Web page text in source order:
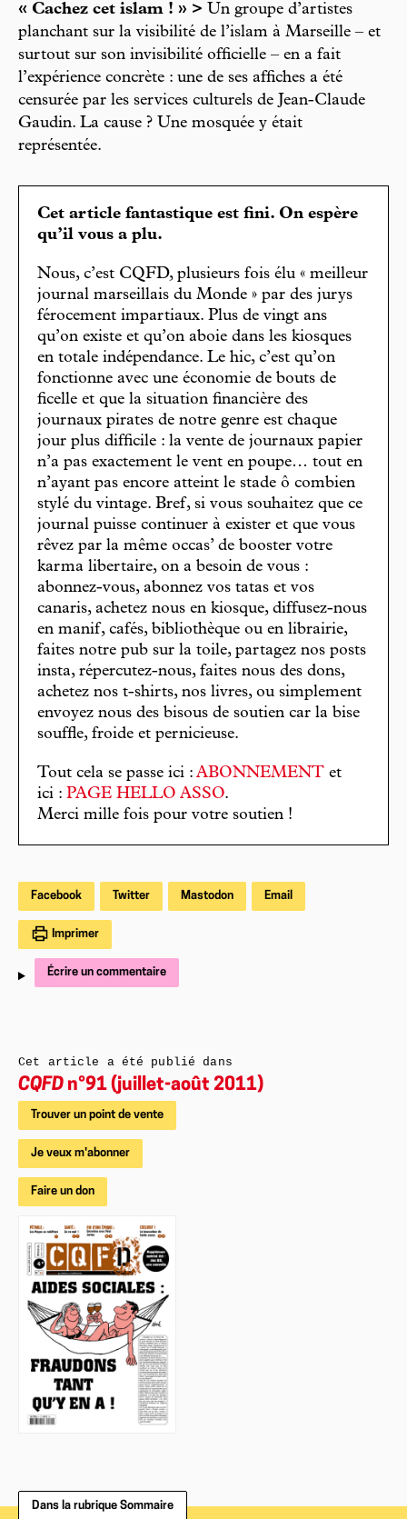
« Cachez cet islam ! » > Un groupe d’artistes
planchant sur la visibilité de l’islam à Marseille – et
surtout sur son invisibilité officielle – en a fait
l’expérience concrète : une de ses affiches a été
censurée par les services culturels de Jean-Claude
Gaudin. La cause ? Une mosquée y était
représentée.
Cet article fantastique est fini. On espère
qu’il vous a plu.
Nous, c’est CQFD, plusieurs fois élu « meilleur
journal marseillais du Monde » par des jurys
férocement impartiaux. Plus de vingt ans
qu’on existe et qu’on aboie dans les kiosques
en totale indépendance. Le hic, c’est qu’on
fonctionne avec une économie de bouts de
ficelle et que la situation financière des
journaux pirates de notre genre est chaque
jour plus difficile : la vente de journaux papier
n’a pas exactement le vent en poupe… tout en
n’ayant pas encore atteint le stade ô combien
stylé du vintage. Bref, si vous souhaitez que ce
journal puisse continuer à exister et que vous
rêvez par la même occas’ de booster votre
karma libertaire, on a besoin de vous :
abonnez-vous, abonnez vos tatas et vos
canaris, achetez nous en kiosque, diffusez-nous
en manif, cafés, bibliothèque ou en librairie,
faites notre pub sur la toile, partagez nos posts
insta, répercutez-nous, faites nous des dons,
achetez nos t-shirts, nos livres, ou simplement
envoyez nous des bisous de soutien car la bise
souffle, froide et pernicieuse.
Tout cela se passe ici : ABONNEMENT et
ici : PAGE HELLO ASSO.
Merci mille fois pour votre soutien !
Facebook Twitter Mastodon Email
Imprimer
Écrire un commentaire
Cet article a été publié dans
CQFD n°91 (juillet-août 2011)
Trouver un point de vente
Je veux m'abonner
Faire un don
Dans la rubrique Sommaire